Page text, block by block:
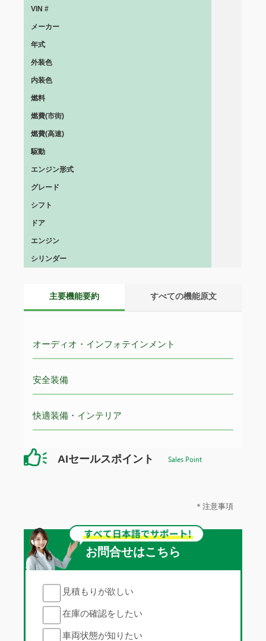
VIN #
メーカー
年式
外装色
内装色
燃料
燃費(市街)
燃費(高速)
駆動
エンジン形式
グレード
シフト
ドア
エンジン
シリンダー
主要機能要約 すべての機能原文
オーディオ・インフォテインメント
安全装備
快適装備・インテリア
AIセールスポイント Sales Point
＊注意事項
お問合せはこちら
見積もりが欲しい
在庫の確認をしたい
車両状態が知りたい